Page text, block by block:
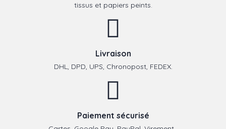
tissus et papiers peints.
Livraison
DHL, DPD, UPS, Chronopost, FEDEX.
Paiement sécurisé